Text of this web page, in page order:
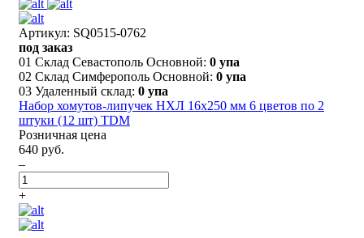
Артикул: SQ0515-0762
под заказ
01 Склад Севастополь Основной: 0 упа
02 Склад Симферополь Основной: 0 упа
03 Удаленный склад: 0 упа
Набор хомутов-липучек НХЛ 16х250 мм 6 цветов по 2
штуки (12 шт) TDM
Розничная цена
640 руб.
–
+